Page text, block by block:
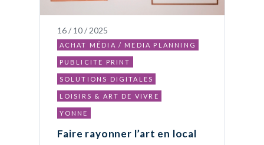
16 / 10 / 2025
ACHAT MÉDIA / MEDIA PLANNING
PUBLICITE PRINT
SOLUTIONS DIGITALES
LOISIRS & ART DE VIVRE
YONNE
Faire rayonner l’art en local